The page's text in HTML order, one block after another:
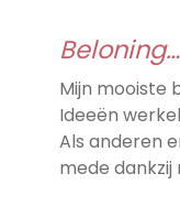
Beloning…
Mijn mooiste
Ideeën
Als anderen
mede dankzij